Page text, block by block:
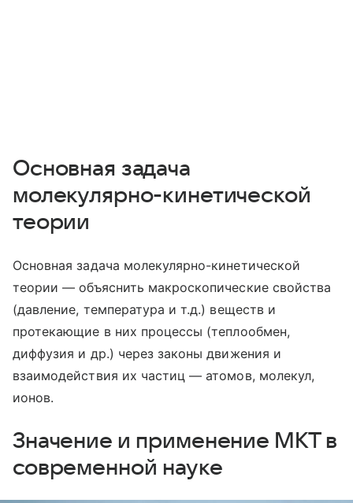
Основная задача
молекулярно-кинетической
теории
Основная задача молекулярно-кинетической
теории — объяснить макроскопические свойства
(давление, температура и т.д.) веществ и
протекающие в них процессы (теплообмен,
диффузия и др.) через законы движения и
взаимодействия их частиц — атомов, молекул,
ионов.
Значение и применение МКТ в
современной науке